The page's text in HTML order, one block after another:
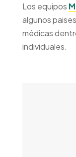
Los equipos
algunos
médicas
individuales.